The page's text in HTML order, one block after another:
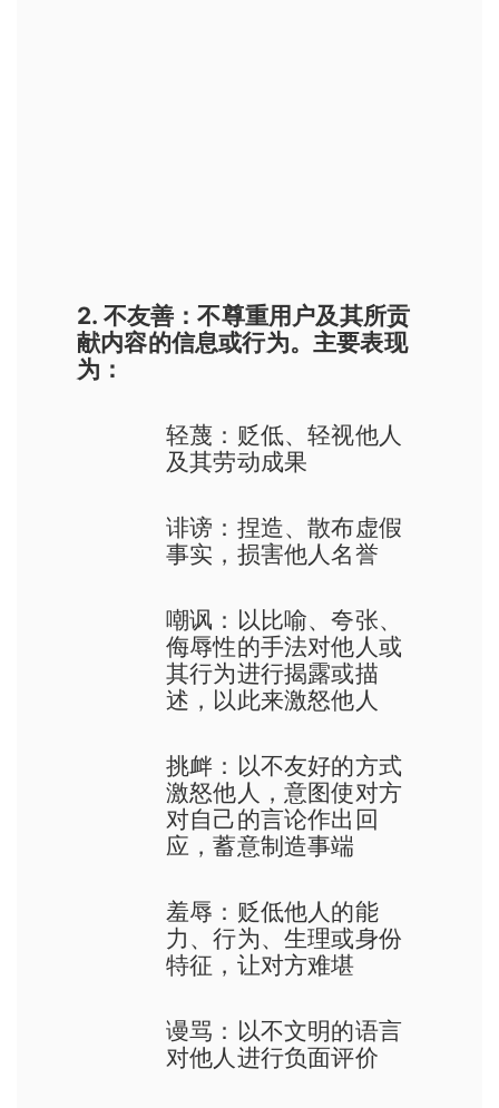
2. 不友善：不尊重用户及其所贡
献内容的信息或行为。主要表现
为：
轻蔑：贬低、轻视他人
及其劳动成果
诽谤：捏造、散布虚假
事实，损害他人名誉
嘲讽：以比喻、夸张、
侮辱性的手法对他人或
其行为进行揭露或描
述，以此来激怒他人
挑衅：以不友好的方式
激怒他人，意图使对方
对自己的言论作出回
应，蓄意制造事端
羞辱：贬低他人的能
力、行为、生理或身份
特征，让对方难堪
谩骂：以不文明的语言
对他人进行负面评价